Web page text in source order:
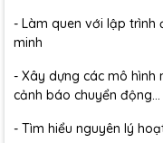
- Làm quen với lập trình
minh
- Xây dựng các mô hình
cảnh báo chuyển động…
- Tìm hiểu nguyên lý